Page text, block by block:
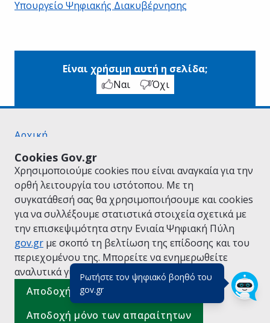
Ρωτήστε τον ψηφιακό βοηθό του
gov.gr(πάτησε για κλείσιμο)
Cookies Gov.gr
Χρησιμοποιούμε cookies που είναι αναγκαία για την
ορθή λειτουργία του ιστότοπου. Με τη
συγκατάθεσή σας θα χρησιμοποιήσουμε και cookies
για να συλλέξουμε στατιστικά στοιχεία σχετικά με
την επισκεψιμότητα στην Ενιαία Ψηφιακή Πύλη
gov.gr με σκοπό τη βελτίωση της επίδοσης και του
περιεχομένου της. Μπορείτε να ενημερωθείτε
αναλυτικά για την Πολιτική Cookies.
Αποδοχή όλων
Αποδοχή μόνο των απαραίτητων
Υπουργείο Ψηφιακής Διακυβέρνησης
Είναι χρήσιμη αυτή η σελίδα;
Ναι
Όχι
Αρχική
Όροι Χρήσης
Πολιτική Απορρήτου
Δήλωση προσβασιμότητας
Πολιτική cookies
Προτάσεις για το gov.gr
Υλοποίηση από το Υπουργείο Ψηφιακής
Διακυβέρνησης
Ελληνικά |Αγγλικά